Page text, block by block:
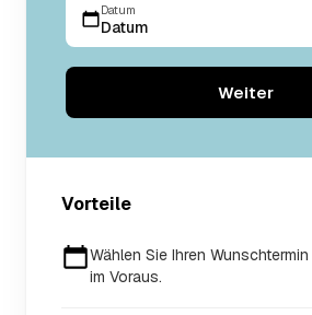
Datum
Datum
Weiter
Vorteile
Wählen Sie Ihren
im Voraus.